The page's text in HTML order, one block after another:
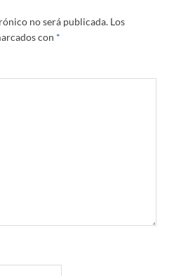
no será publicada. Los
con *